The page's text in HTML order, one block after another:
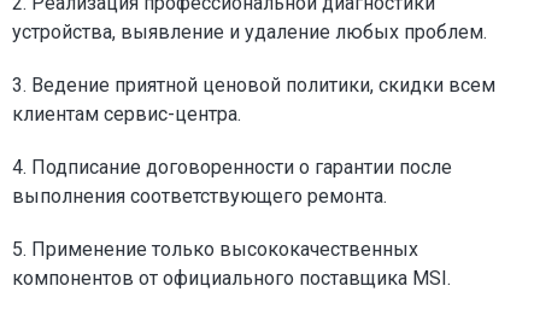
устройства, выявление и удаление любых проблем.
3. Ведение приятной ценовой политики, скидки всем
клиентам сервис-центра.
4. Подписание договоренности о гарантии после
выполнения соответствующего ремонта.
5. Применение только высококачественных
компонентов от официального поставщика MSI.